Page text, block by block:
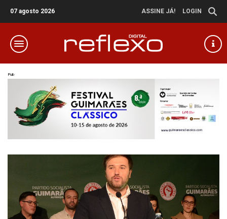
07 agosto 2026 ASSINE JÁ! LOGIN
Pub